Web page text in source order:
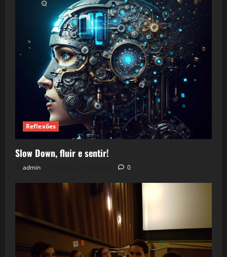
Reflexões
Slow Down, fluir e sentir!
admin 0